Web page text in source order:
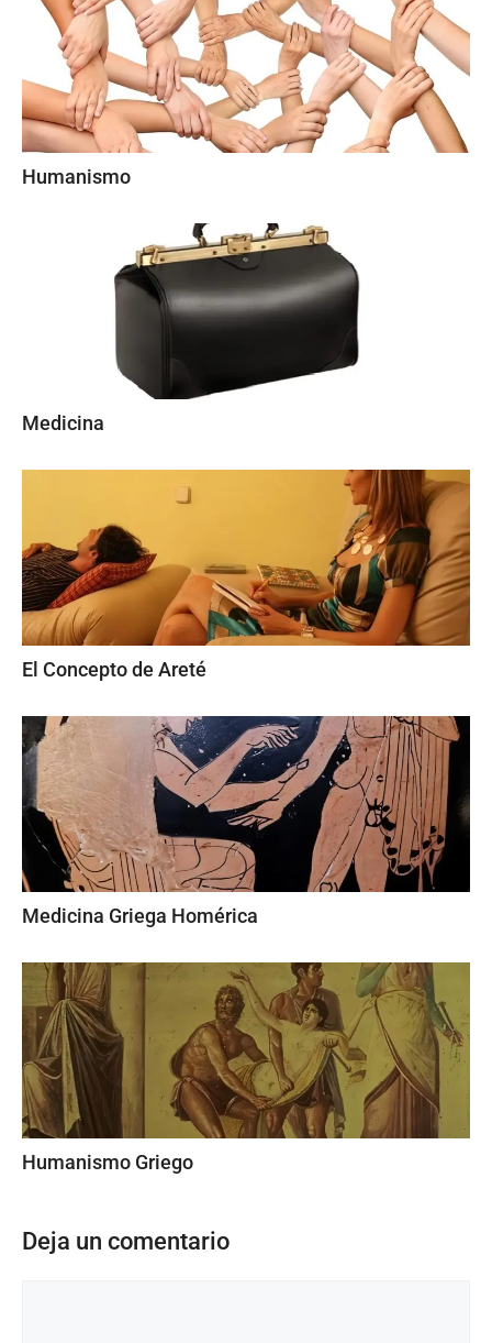
Humanismo
Medicina
El Concepto de Areté
Medicina Griega Homérica
Humanismo Griego
Deja un comentario